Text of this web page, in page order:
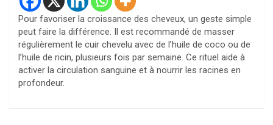
Pour favoriser la croissance des cheveux, un geste simple
peut faire la différence. Il est recommandé de masser
régulièrement le cuir chevelu avec de l’huile de coco ou de
l’huile de ricin, plusieurs fois par semaine. Ce rituel aide à
activer la circulation sanguine et à nourrir les racines en
profondeur.